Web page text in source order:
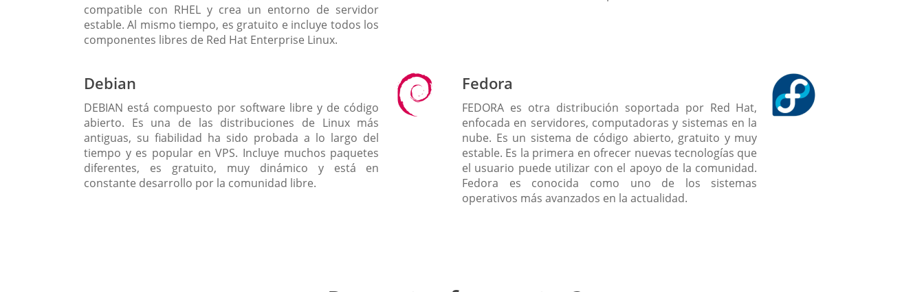
compatible con RHEL y crea un entorno de servidor
estable. Al mismo tiempo, es gratuito e incluye todos los
componentes libres de Red Hat Enterprise Linux.
Debian
DEBIAN está compuesto por software libre y de código
abierto. Es una de las distribuciones de Linux más
antiguas, su fiabilidad ha sido probada a lo largo del
tiempo y es popular en VPS. Incluye muchos paquetes
diferentes, es gratuito, muy dinámico y está en
constante desarrollo por la comunidad libre.
Fedora
FEDORA es otra distribución soportada por Red Hat,
enfocada en servidores, computadoras y sistemas en la
nube. Es un sistema de código abierto, gratuito y muy
estable. Es la primera en ofrecer nuevas tecnologías que
el usuario puede utilizar con el apoyo de la comunidad.
Fedora es conocida como uno de los sistemas
operativos más avanzados en la actualidad.